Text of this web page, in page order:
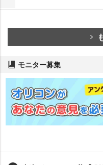
モニター募集